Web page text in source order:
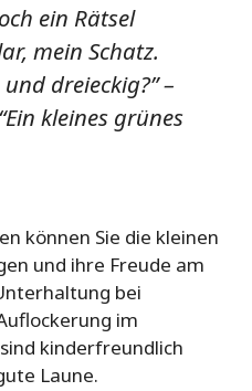
ein Rätsel
mein Schatz.
dreieckig?” –
kleines grünes
können Sie die kleinen
und ihre Freude am
bei
im
kinderfreundlich
Laune.